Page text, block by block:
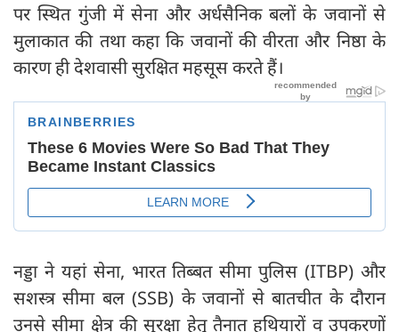
पर स्थित गुंजी में सेना और अर्धसैनिक बलों के जवानों से
मुलाकात की तथा कहा कि जवानों की वीरता और निष्ठा के
कारण ही देशवासी सुरक्षित महसूस करते हैं।
नड्डा ने यहां सेना, भारत तिब्बत सीमा पुलिस (ITBP) और
सशस्त्र सीमा बल (SSB) के जवानों से बातचीत के दौरान
उनसे सीमा क्षेत्र की सुरक्षा हेतु तैनात हथियारों व उपकरणों